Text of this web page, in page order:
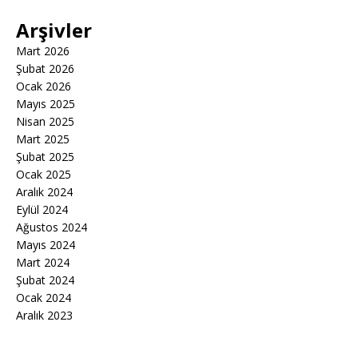
Arşivler
Mart 2026
Şubat 2026
Ocak 2026
Mayıs 2025
Nisan 2025
Mart 2025
Şubat 2025
Ocak 2025
Aralık 2024
Eylül 2024
Ağustos 2024
Mayıs 2024
Mart 2024
Şubat 2024
Ocak 2024
Aralık 2023